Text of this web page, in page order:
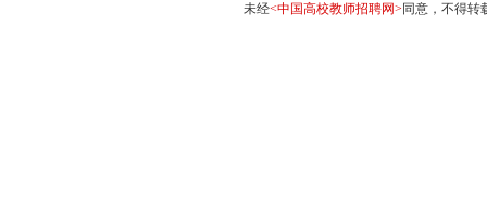
未经<中国高校教师招聘网> 同意，不得转